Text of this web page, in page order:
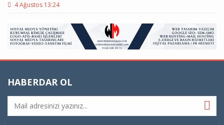
4 Ağustos 13:24
HABERDAR OL